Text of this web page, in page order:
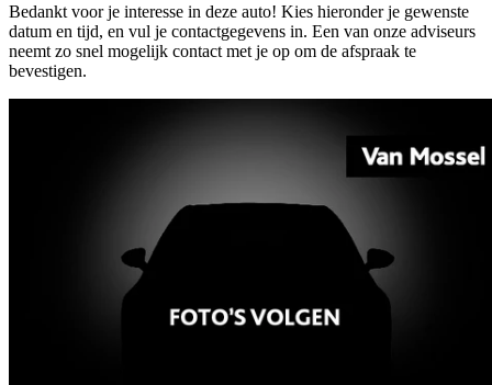
Bedankt voor je interesse in deze auto! Kies hieronder je gewenste
datum en tijd, en vul je contactgegevens in. Een van onze adviseurs
neemt zo snel mogelijk contact met je op om de afspraak te
bevestigen.